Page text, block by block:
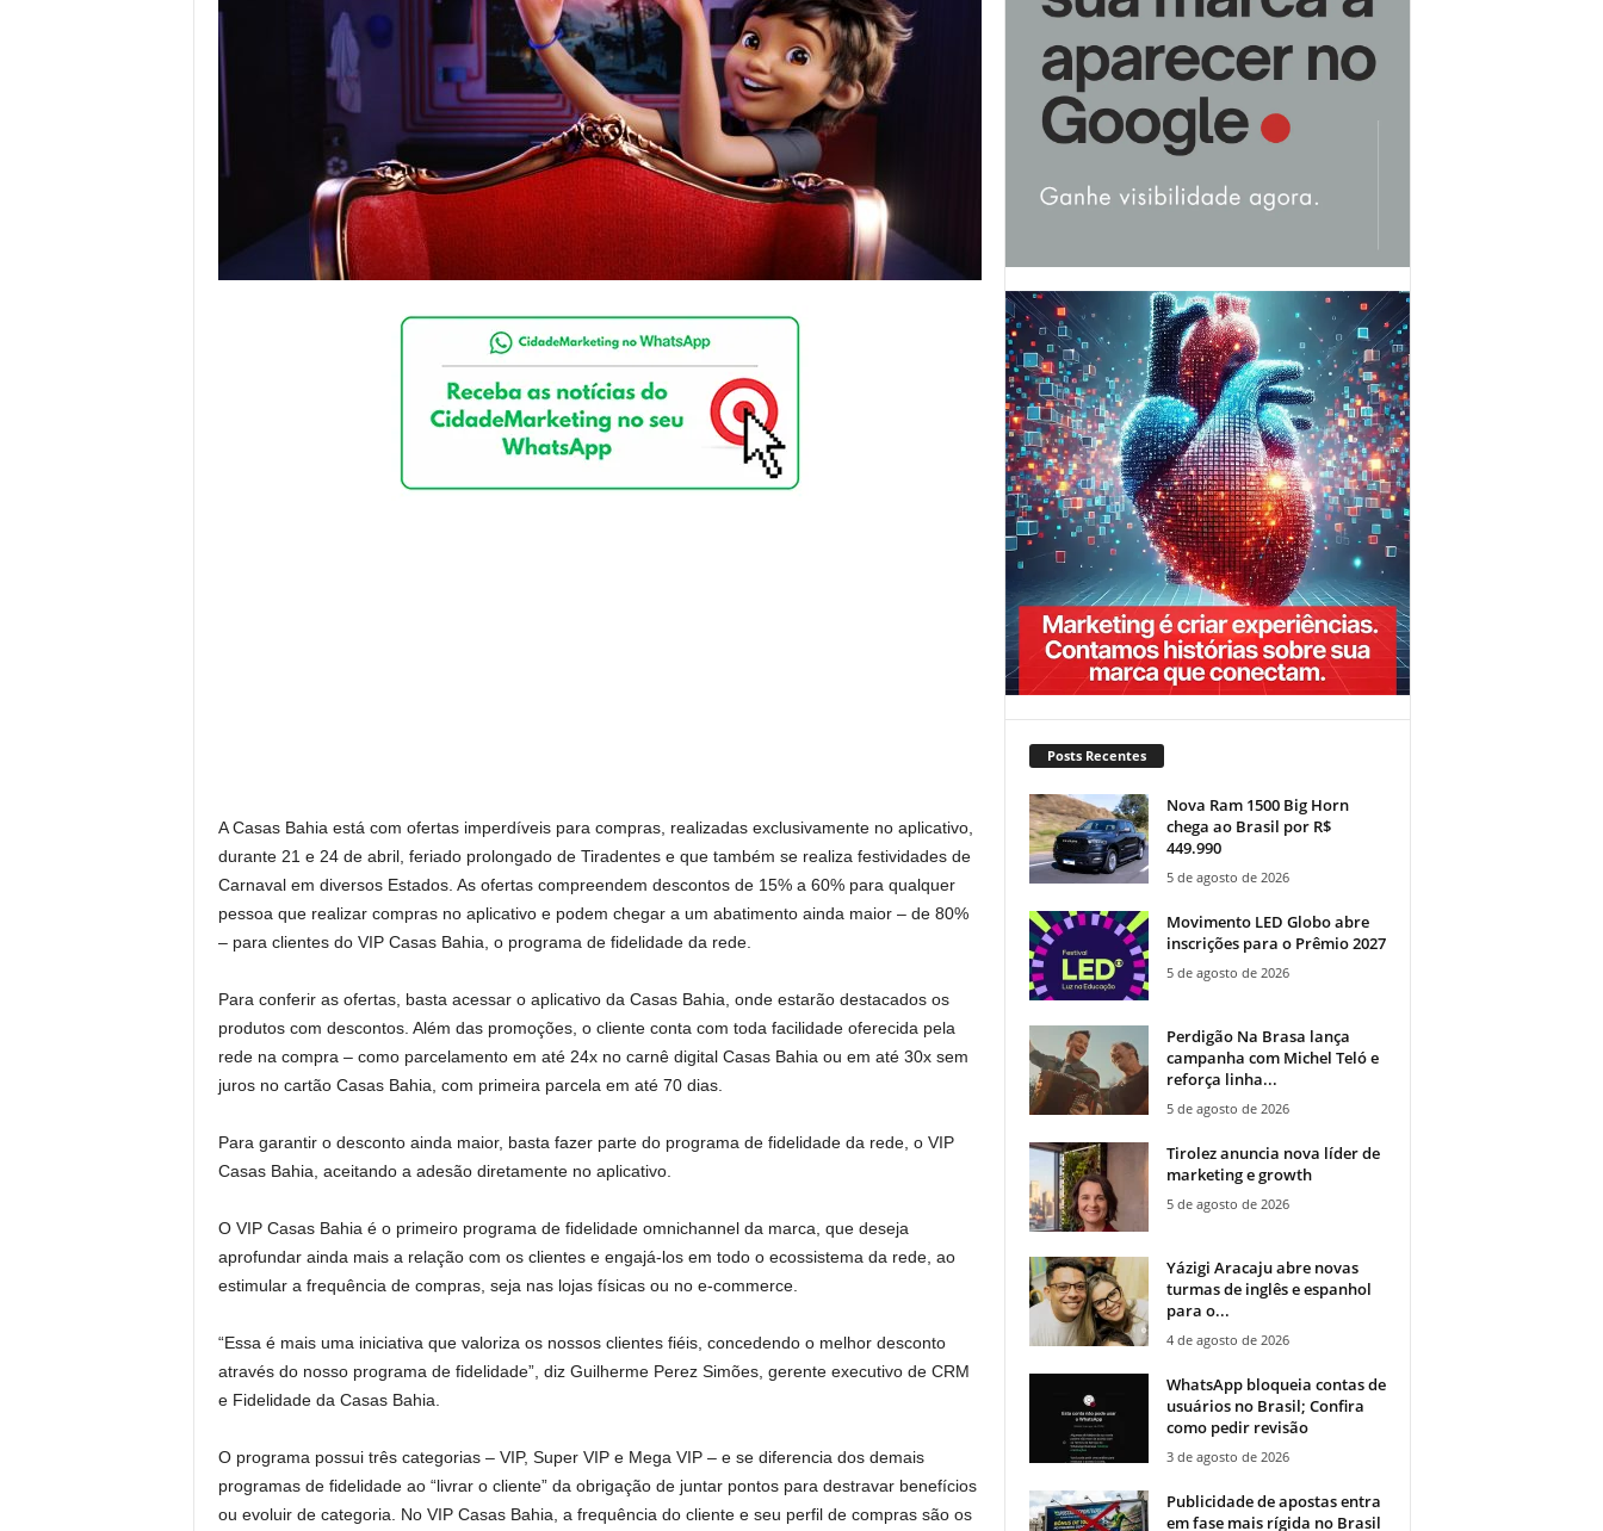
A Casas Bahia está com ofertas imperdíveis para compras, realizadas exclusivamente no aplicativo,
durante 21 e 24 de abril, feriado prolongado de Tiradentes e que também se realiza festividades de
Carnaval em diversos Estados. As ofertas compreendem descontos de 15% a 60% para qualquer
pessoa que realizar compras no aplicativo e podem chegar a um abatimento ainda maior – de 80%
– para clientes do VIP Casas Bahia, o programa de fidelidade da rede.
Para conferir as ofertas, basta acessar o aplicativo da Casas Bahia, onde estarão destacados os
produtos com descontos. Além das promoções, o cliente conta com toda facilidade oferecida pela
rede na compra – como parcelamento em até 24x no carnê digital Casas Bahia ou em até 30x sem
juros no cartão Casas Bahia, com primeira parcela em até 70 dias.
Para garantir o desconto ainda maior, basta fazer parte do programa de fidelidade da rede, o VIP
Casas Bahia, aceitando a adesão diretamente no aplicativo.
O VIP Casas Bahia é o primeiro programa de fidelidade omnichannel da marca, que deseja
aprofundar ainda mais a relação com os clientes e engajá-los em todo o ecossistema da rede, ao
estimular a frequência de compras, seja nas lojas físicas ou no e-commerce.
“Essa é mais uma iniciativa que valoriza os nossos clientes fiéis, concedendo o melhor desconto
através do nosso programa de fidelidade”, diz Guilherme Perez Simões, gerente executivo de CRM
e Fidelidade da Casas Bahia.
O programa possui três categorias – VIP, Super VIP e Mega VIP – e se diferencia dos demais
programas de fidelidade ao “livrar o cliente” da obrigação de juntar pontos para destravar benefícios
ou evoluir de categoria. No VIP Casas Bahia, a frequência do cliente e seu perfil de compras são os
Posts Recentes
Nova Ram 1500 Big Horn
chega ao Brasil por R$
449.990
5 de agosto de 2026
Movimento LED Globo abre
inscrições para o Prêmio 2027
5 de agosto de 2026
Perdigão Na Brasa lança
campanha com Michel Teló e
reforça linha...
5 de agosto de 2026
Tirolez anuncia nova líder de
marketing e growth
5 de agosto de 2026
Yázigi Aracaju abre novas
turmas de inglês e espanhol
para o...
4 de agosto de 2026
WhatsApp bloqueia contas de
usuários no Brasil; Confira
como pedir revisão
3 de agosto de 2026
Publicidade de apostas entra
em fase mais rígida no Brasil